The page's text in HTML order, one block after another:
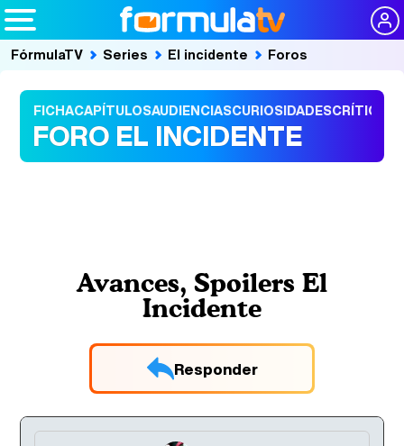
FórmulaTV Series El incidente Foros
FICHACAPÍTULOSAUDIENCIASCURIOSIDADESCRÍTICAS
FORO EL INCIDENTE
Avances, Spoilers El
Incidente
Responder